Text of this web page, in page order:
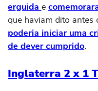
erguida e
que haviam dito antes
poderia iniciar uma
de dever cumprido.
Inglaterra 2 x 1